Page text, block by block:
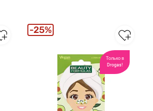
Только в
Drogas!
25%